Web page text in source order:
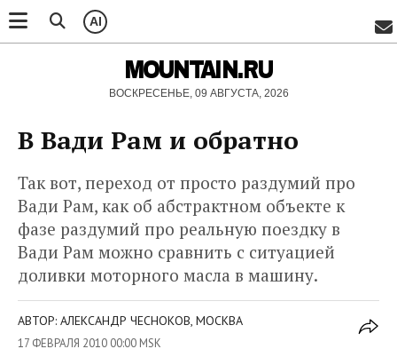
AI
MOUNTAIN.RU
ВОСКРЕСЕНЬЕ, 09 АВГУСТА, 2026
В Вади Рам и обратно
Так вот, переход от просто раздумий про
Вади Рам, как об абстрактном объекте к
фазе раздумий про реальную поездку в
Вади Рам можно сравнить с ситуацией
доливки моторного масла в машину.
АВТОР: АЛЕКСАНДР ЧЕСНОКОВ, МОСКВА
17 ФЕВРАЛЯ 2010 00:00 MSK